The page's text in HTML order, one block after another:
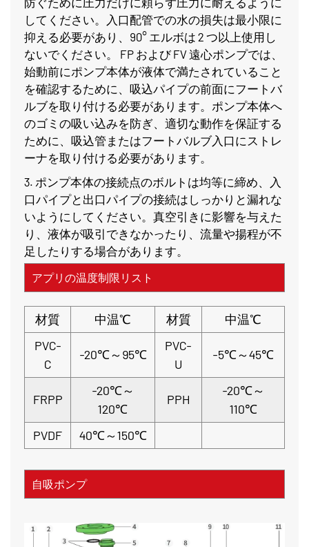
してください。入口配管での水の損失は最小限に
抑える必要があり、90° エルボは 2 つ以上使用し
ないでください。 FP および FV 遠心ポンプでは、
始動前にポンプ本体が液体で満たされていること
を確認するために、吸込パイプの前面にフートバ
ルブを取り付ける必要があります。ポンプ本体へ
のゴミの吸い込みを防ぎ、適切な動作を保証する
ために、吸込管またはフートバルブ入口にストレ
ーナを取り付ける必要があります。
3. ポンプ本体の接続点のボルトは均等に締め、入
口パイプと出口パイプの接続はしっかりと漏れな
いようにしてください。真空引きに影響を与えた
り、液体が吸引できなかったり、流量や揚程が不
足したりする場合があります。
アプリの温度制限リスト
材質 中温℃ 材質
中温℃
PVC-
C
-20℃～95℃
PVC-
U
-5℃～45℃
FRPP
-20℃～
120℃
PPH
-20℃～
110℃
PVDF
40℃～150℃
自吸ポンプ